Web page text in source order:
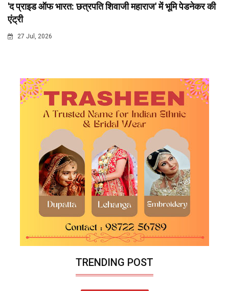
'द प्राइड ऑफ भारत: छत्रपति शिवाजी महाराज' में भूमि पेडनेकर की
एंट्री
27 Jul, 2026
TRENDING POST